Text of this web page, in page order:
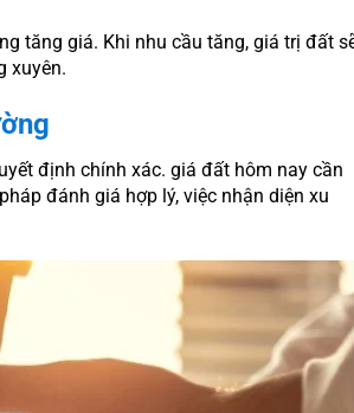
tăng giá. Khi nhu cầu tăng, giá trị đất
xuyên.
định chính xác. giá đất hôm nay cần
đánh giá hợp lý, việc nhận diện xu